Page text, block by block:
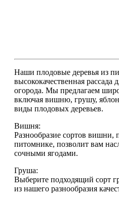
Наши плодовые деревья из
высококачественная рассада
огорода. Мы предлагаем
включая вишню, грушу,
виды плодовых деревьев.
Вишня:
Разнообразие сортов вишни,
питомнике, позволит вам
сочными ягодами.
Груша:
Выберите подходящий сорт
из нашего разнообразия